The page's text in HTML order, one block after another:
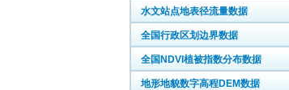
水文站点地表径流量数据
全国行政区划边界数据
全国NDVI植被指数分布数据
地形地貌数字高程DEM数据